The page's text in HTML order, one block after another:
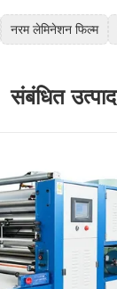
नरम लेमिनेशन फिल्म
संबंधित उत्पाद